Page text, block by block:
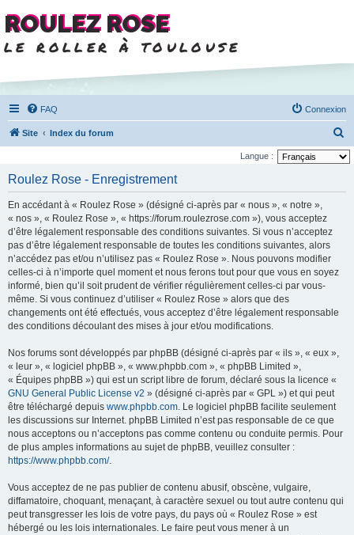
ROULEZ ROSE
le roller à toulouse
FAQ Connexion
Site Index du forum
e
Langue :
Roulez Rose - Enregistrement
En accédant à « Roulez Rose » (désigné ci-après par « nous », « notre »,
« nos », « Roulez Rose », « https://forum.roulezrose.com »), vous acceptez
d’être légalement responsable des conditions suivantes. Si vous n’acceptez
pas d’être légalement responsable de toutes les conditions suivantes, alors
n’accédez pas et/ou n’utilisez pas « Roulez Rose ». Nous pouvons modifier
celles-ci à n’importe quel moment et nous ferons tout pour que vous en soyez
informé, bien qu’il soit prudent de vérifier régulièrement celles-ci par vous-
même. Si vous continuez d’utiliser « Roulez Rose » alors que des
changements ont été effectués, vous acceptez d’être légalement responsable
des conditions découlant des mises à jour et/ou modifications.
Nos forums sont développés par phpBB (désigné ci-après par « ils », « eux »,
« leur », « logiciel phpBB », « www.phpbb.com », « phpBB Limited »,
« Équipes phpBB ») qui est un script libre de forum, déclaré sous la licence «
GNU General Public License v2 » (désigné ci-après par « GPL ») et qui peut
être téléchargé depuis www.phpbb.com. Le logiciel phpBB facilite seulement
les discussions sur Internet. phpBB Limited n’est pas responsable de ce que
nous acceptons ou n’acceptons pas comme contenu ou conduite permis. Pour
de plus amples informations au sujet de phpBB, veuillez consulter :
https://www.phpbb.com/.
Vous acceptez de ne pas publier de contenu abusif, obscène, vulgaire,
diffamatoire, choquant, menaçant, à caractère sexuel ou tout autre contenu qui
peut transgresser les lois de votre pays, du pays où « Roulez Rose » est
hébergé ou les lois internationales. Le faire peut vous mener à un